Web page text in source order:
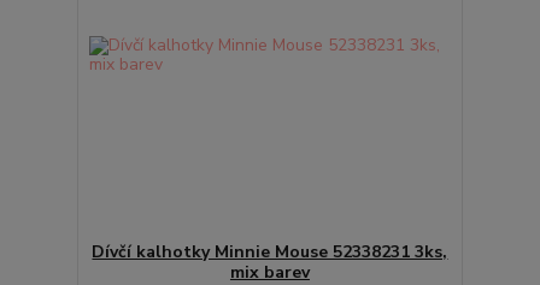
Dívčí kalhotky Minnie Mouse 52338231 3ks,
mix barev